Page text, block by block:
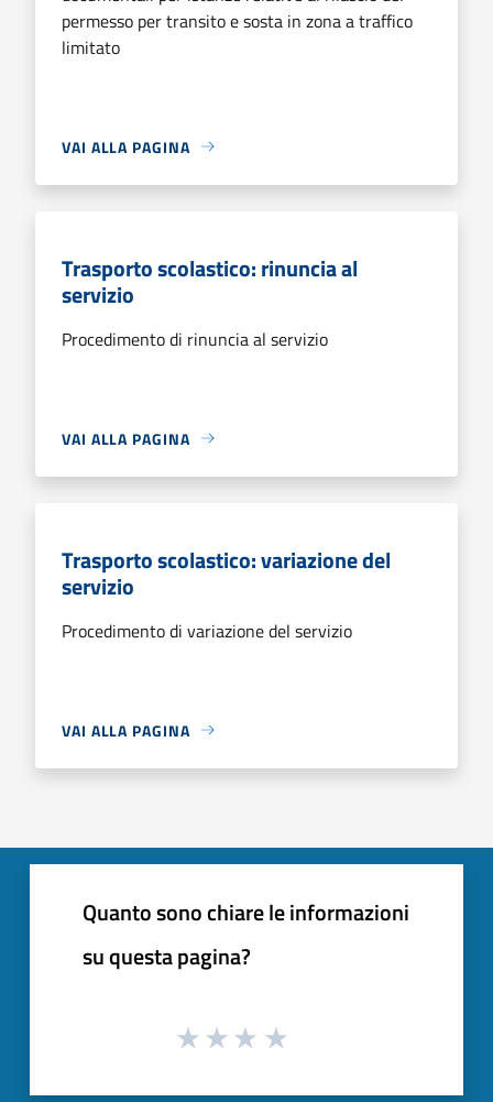
permesso per transito e sosta in zona a traffico
limitato
VAI ALLA PAGINA
Trasporto scolastico: rinuncia al
servizio
Procedimento di rinuncia al servizio
VAI ALLA PAGINA
Trasporto scolastico: variazione del
servizio
Procedimento di variazione del servizio
VAI ALLA PAGINA
Quanto sono chiare le informazioni
su questa pagina?